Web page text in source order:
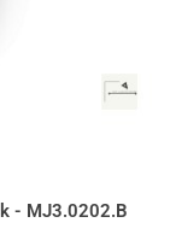
- MJ3.0202.B